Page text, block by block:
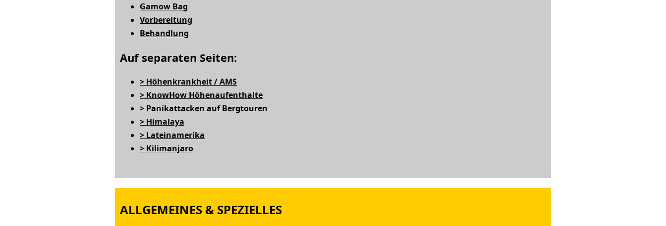
Gamow Bag
Vorbereitung
Behandlung
Auf separaten Seiten:
> Höhenkrankheit / AMS
> KnowHow Höhenaufenthalte
> Panikattacken auf Bergtouren
> Himalaya
> Lateinamerika
> Kilimanjaro
ALLGEMEINES & SPEZIELLES